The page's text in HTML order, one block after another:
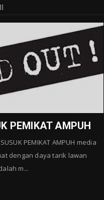
PEMIKAT AMPUH
PEMIKAT AMPUH media
dengan daya tarik lawan
m...